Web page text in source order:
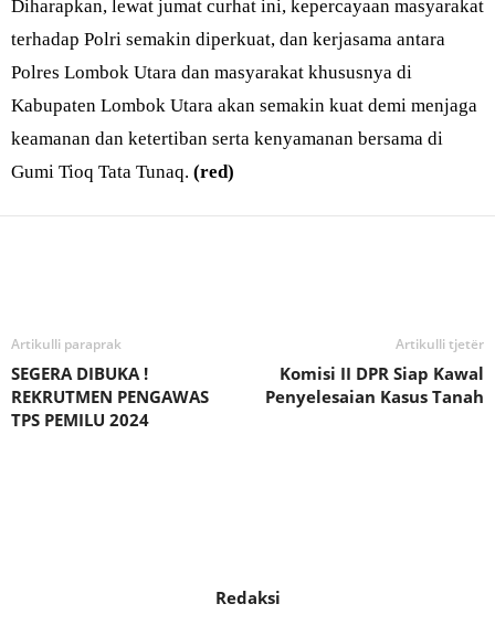
Diharapkan, lewat jumat curhat ini, kepercayaan masyarakat
terhadap Polri semakin diperkuat, dan kerjasama antara
Polres Lombok Utara dan masyarakat khususnya di
Kabupaten Lombok Utara akan semakin kuat demi menjaga
keamanan dan ketertiban serta kenyamanan bersama di
Gumi Tioq Tata Tunaq. (red)
Artikulli paraprak
SEGERA DIBUKA !
REKRUTMEN PENGAWAS
TPS PEMILU 2024
Artikulli tjetër
Komisi II DPR Siap Kawal
Penyelesaian Kasus Tanah
Redaksi